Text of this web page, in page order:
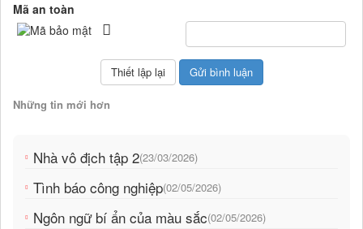
Mã an toàn
Những tin mới hơn
Nhà vô địch tập 2(23/03/2026)
Tình báo công nghiệp(02/05/2026)
Ngôn ngữ bí ẩn của màu sắc(02/05/2026)